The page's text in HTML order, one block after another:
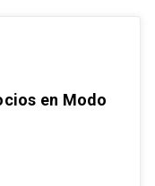
en Modo